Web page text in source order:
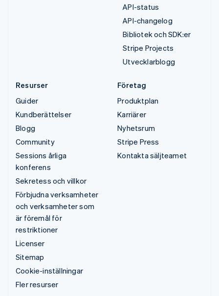
API-status
API-changelog
Bibliotek och SDK:er
Stripe Projects
Utvecklarblogg
Resurser
Guider
Kundberättelser
Blogg
Community
Sessions årliga
konferens
Sekretess och villkor
Förbjudna verksamheter
och verksamheter som
är föremål för
restriktioner
Licenser
Sitemap
Cookie-inställningar
Fler resurser
Företag
Produktplan
Karriärer
Nyhetsrum
Stripe Press
Kontakta säljteamet